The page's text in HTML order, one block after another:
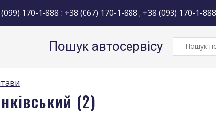
170-1-888 ; +38 (067) 170-1-888 ; +38 (093) 170-1-888
Пошук автосервісу
(2)